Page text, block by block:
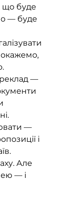
що буде
— буде
—
—
і
Але
— і